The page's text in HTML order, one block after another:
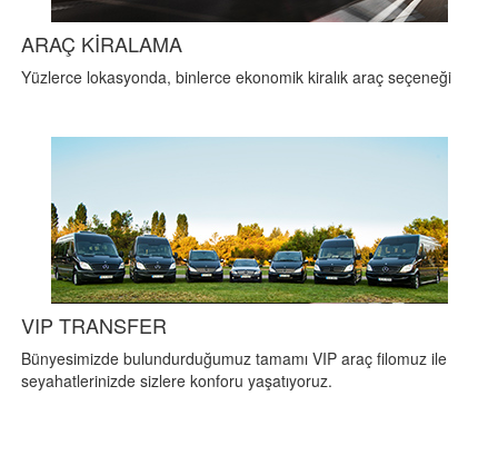
ARAÇ KİRALAMA
Yüzlerce lokasyonda, binlerce ekonomik kiralık araç seçeneği
VIP TRANSFER
Bünyesimizde bulundurduğumuz tamamı VIP araç filomuz ile
seyahatlerinizde sizlere konforu yaşatıyoruz.